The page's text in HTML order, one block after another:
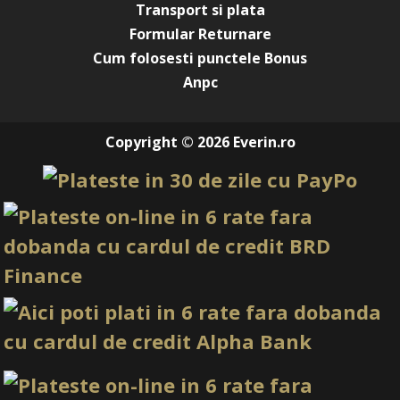
Tehnicieni de manichiura profesionisti
Saloane de infrumusetare
Tehnicieni incepatori si avansati
Cliente care prefera manichiuri naturale si elegante
FAQ – Intrebari frecvente
Da, datorita consistentei autonivelante, este usor de
Este un gel cover cu acoperire buna?
Da, Sigal Cover ofera o acoperire foarte buna si
uniformizeaza perfect patul unghial.
Da, nuanta Sigal Cover este ideala pentru babyboomer si
french de structura.
Transport si plata
Formular Returnare
Cum folosesti punctele Bonus
Anpc
Copyright © 2026 Everin.ro